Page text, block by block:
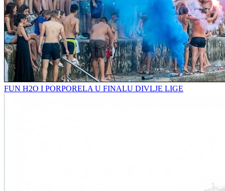
FUN H2O I PORPORELA U FINALU DIVLJE LIGE